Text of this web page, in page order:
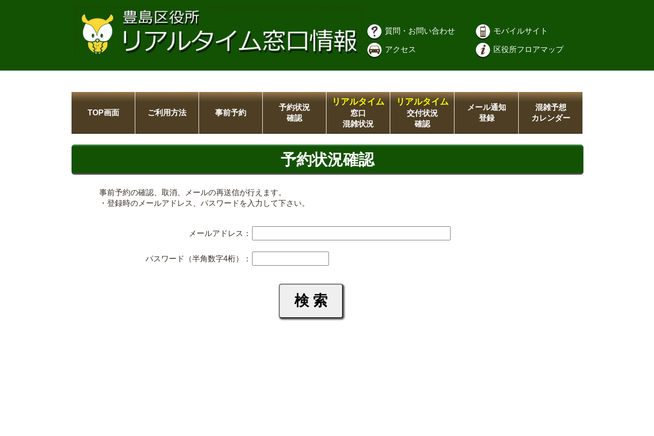
質問・お問い合わせ モバイルサイト
アクセス 区役所フロアマップ
TOP画面 ご利用方法 事前予約
予約状況
確認
リアルタイム
窓口
混雑状況
リアルタイム
交付状況
確認
メール通知
登録
混雑予想
カレンダー
予約状況確認
事前予約の確認、取消、メールの再送信が行えます。
・登録時のメールアドレス、パスワードを入力して下さい。
メールアドレス：
パスワード（半角数字4桁）：